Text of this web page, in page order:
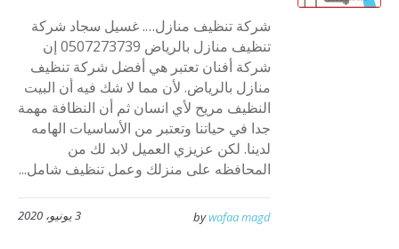
شركة تنظيف منازل…. غسيل سجاد شركة
تنظيف منازل بالرياض 0507273739 إن
شركة أفنان تعتبر هي أفضل شركة تنظيف
منازل بالرياض. لأن مما لا شك فيه أن البيت
النظيف مريح لأي انسان ثم أن النظافة مهمة
جدا في حياتنا وتعتبر من الأساسيات الهامه
لدينا. لكن عزيزي العميل لابد لك من
المحافظه على منزلك وعمل تنظيف شامل...
3 يونيو، 2020 bywafaa magd